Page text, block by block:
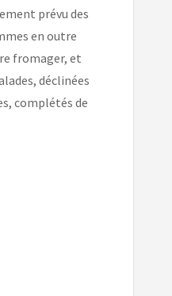
prévu des
en outre
fromager, et
déclinées
complétés de